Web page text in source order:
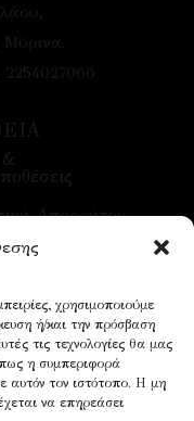
χρησιμοποιούμε
ή/και την πρόσβαση
τις τεχνολογίες θα μας
η συμπεριφορά
αυτόν τον ιστότοπο. Η μη
να επηρεάσει
2254027066
Απορρήτου
Αποστολής